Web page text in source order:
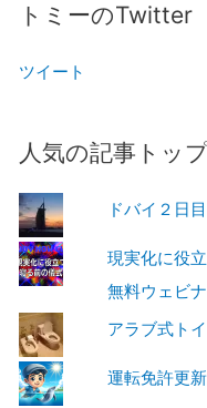
トミーのTwitter
ツイート
人気の記事トッ
ドバイ２日目
現実化に役
無料ウェビ
アラブ式ト
運転免許更新